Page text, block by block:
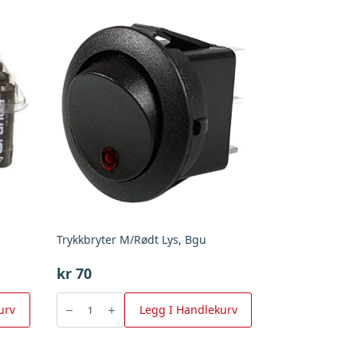
Trykkbryter M/Rødt Lys, Bgu
kr 70
Trykkbryter
Lys,
Bgu
Legg I Handlekurv